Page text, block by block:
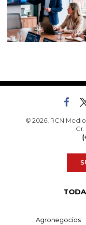
© 2026, RCN
Agronegocios